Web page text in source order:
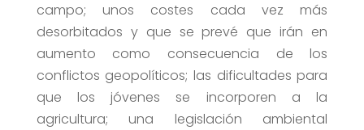
campo; unos costes cada vez más
desorbitados y que se prevé que irán en
aumento como consecuencia de los
conflictos geopolíticos; las dificultades para
que los jóvenes se incorporen a la
agricultura; una legislación ambiental